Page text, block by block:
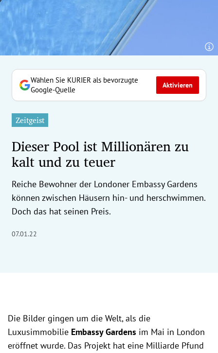
Untermenü
Untermenü
Untermenü
Untermenü
Untermenü
Untermenü
Untermenü
Untermenü
Wählen Sie KURIER als bevorzugte
Google-Quelle
Aktivieren
Zeitgeist
Dieser Pool ist Millionären zu
kalt und zu teuer
Reiche Bewohner der Londoner Embassy Gardens
können zwischen Häusern hin- und herschwimmen.
Doch das hat seinen Preis.
07.01.22
Die Bilder gingen um die Welt, als die
Luxusimmobilie Embassy Gardens im Mai in London
eröffnet wurde. Das Projekt hat eine Milliarde Pfund